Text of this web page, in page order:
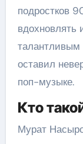
подростков
вдохновлять
оставил
поп-музыке.
Кто
Мурат